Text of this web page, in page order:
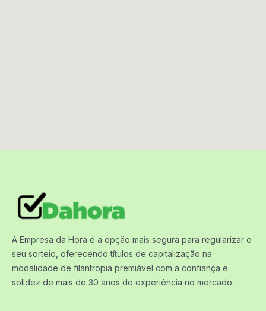
A Empresa da Hora é a opção mais segura para regularizar o
seu sorteio, oferecendo títulos de capitalização na
modalidade de filantropia premiável com a confiança e
solidez de mais de 30 anos de experiência no mercado.